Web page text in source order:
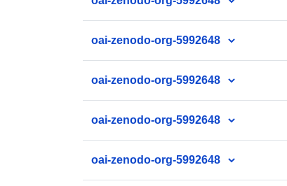
oai-zenodo-org-5992648
oai-zenodo-org-5992648
oai-zenodo-org-5992648
oai-zenodo-org-5992648